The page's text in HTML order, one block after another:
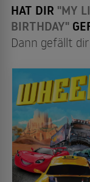
HAT DIR "MY
BIRTHDAY"
Dann gefällt